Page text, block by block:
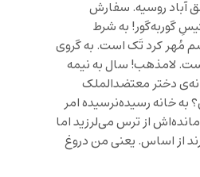
آباد روسیه. سفارش
گوربه‌گور! به شرط
مُهر کرد تَک است. به گروی
لامذهب! سال به نیمه
دختر معتضدالملک
به خانه رسیده‌نرسیده امر
از ترس می‌لرزید اما
از اساس. یعنی من دروغ